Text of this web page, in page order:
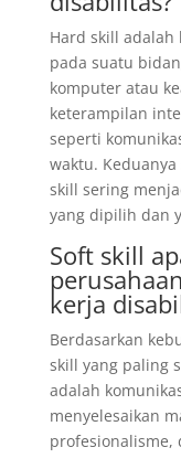
Hard skill adalah
pada suatu
komputer atau
keterampilan
seperti
waktu.
skill sering
yang dipilih dan
Soft skill
kerja
Berdasarkan
skill yang paling
adalah
menyelesaikan
profesionalisme,